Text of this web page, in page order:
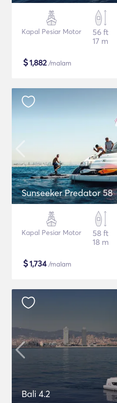
Kapal Pesiar Motor
56 ft
17 m
$1,882/malam
Sunseeker Predator 58
Kapal Pesiar Motor
58 ft
18 m
$1,734/malam
Bali 4.2